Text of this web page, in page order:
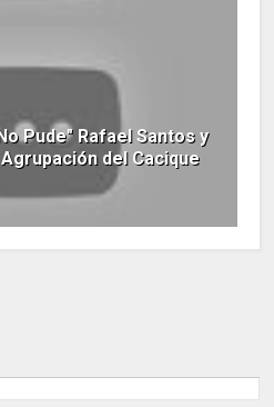
Pude" Rafael Santos y
del Cacique